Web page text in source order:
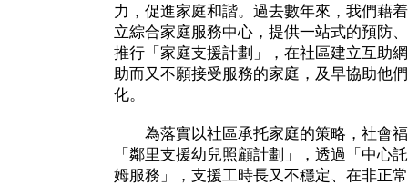
力，促進家庭和諧。過去數年來，我們藉
立綜合家庭服務中心，提供一站式的預防
推行「家庭支援計劃」，在社區建立互助
助而又不願接受服務的家庭，及早協助他
化。
為落實以社區承托家庭的策略，社會福
「鄰里支援幼兒照顧計劃」，透過「中心
姆服務」，支援工時長又不穩定、在非正